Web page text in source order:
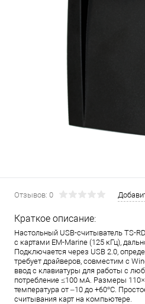
Отзывов: 0
Краткое описание:
Настольный USB-считыватель TS-
с картами EM-Marine (125 кГц),
Подключается через USB 2.0,
требует драйверов, совместим с
ввод с клавиатуры для работы с
потребление ≤100 мА. Размеры
температура от –10 до +60°C.
считывания карт на компьютере.